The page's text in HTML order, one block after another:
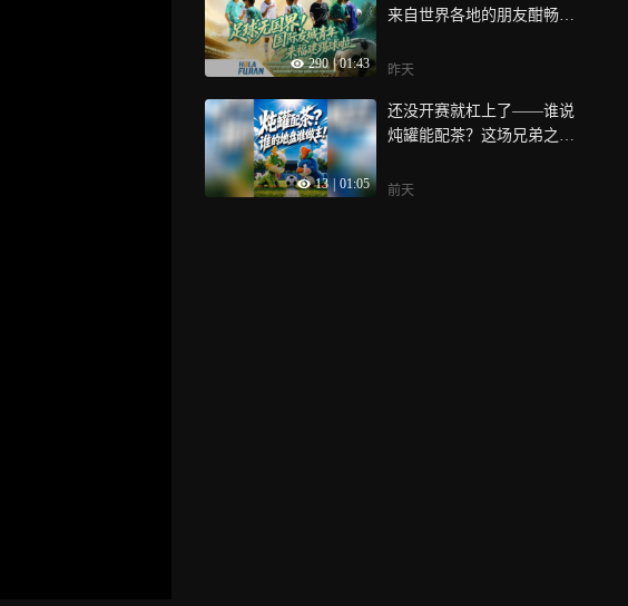
290 | 01:43
来自世界各地的朋友酣畅地
建省国际友城青年五人制足
大洲的十支足球队齐聚福
建，这里既有奋力拼搏，也
昨天
13 01:05
还没开赛就杠上了——谁说
炖罐能配茶？这场兄弟之
日三明主场见！
前天